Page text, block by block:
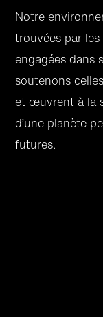
Notre
trouvées par
engagées dans
soutenons
et œuvrent à la
d’une planète
futures.